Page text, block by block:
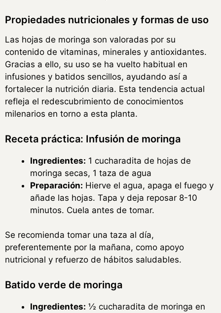
Propiedades nutricionales y formas de uso
Las hojas de moringa son valoradas por su
contenido de vitaminas, minerales y antioxidantes.
Gracias a ello, su uso se ha vuelto habitual en
infusiones y batidos sencillos, ayudando así a
fortalecer la nutrición diaria. Esta tendencia actual
refleja el redescubrimiento de conocimientos
milenarios en torno a esta planta.
Receta práctica: Infusión de moringa
Ingredientes: 1 cucharadita de hojas de
moringa secas, 1 taza de agua
Preparación: Hierve el agua, apaga el fuego y
añade las hojas. Tapa y deja reposar 8-10
minutos. Cuela antes de tomar.
Se recomienda tomar una taza al día,
preferentemente por la mañana, como apoyo
nutricional y refuerzo de hábitos saludables.
Batido verde de moringa
Ingredientes: ½ cucharadita de moringa en